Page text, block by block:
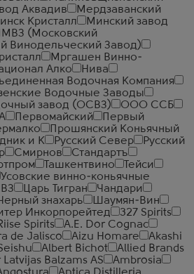
Аквадив
Мердзаванский
Кристалл
Минский завод
(Московский
Винодельческий Завод)
Мргашен Винно-
Алко
Нива
Водочная Компания
Водочные Заводы
завод (ОСВЗ)
ООО ССБ
Первомайский
Первый
Прошянский Коньячный
и К Русский Север
Русский
Смирнов
Стандартъ
Ташкентвино
Тейси
Усовские винно-коньячные
Царь Тигран
Чандари
знахарь
Шаумян-Вин
Инкорпорейтед
327 Spirits
Spirits
A.E. Dor Cognac
de Jalisco Aizu Homare
Akashi
Albert Bichot
Allied Brands
Balzams AS
Ambrosia